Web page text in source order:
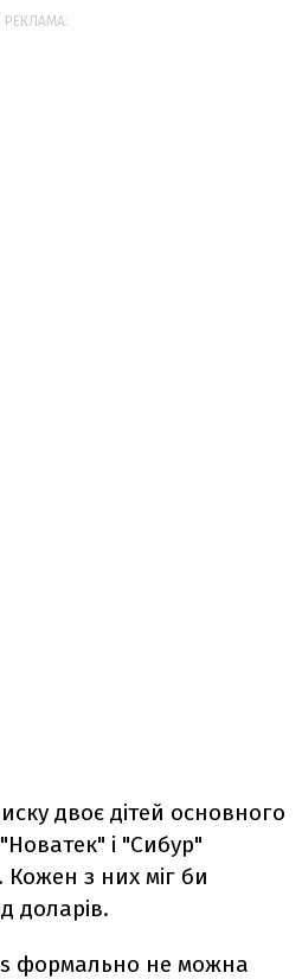
РЕКЛАМА:
двоє дітей основного
і "Сибур"
Кожен з них міг би
доларів.
формально не можна